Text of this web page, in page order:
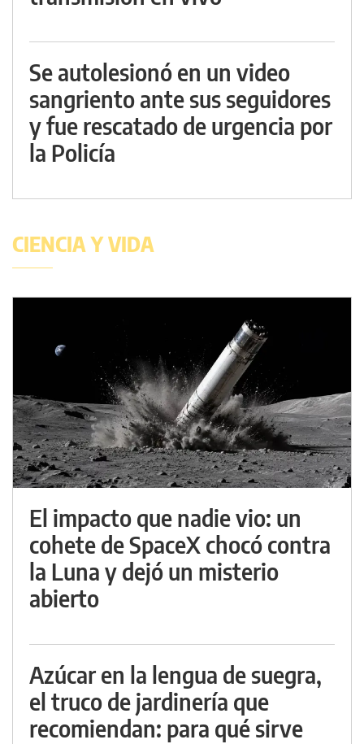
Se autolesionó en un video
sangriento ante sus seguidores
y fue rescatado de urgencia por
la Policía
CIENCIA Y VIDA
El impacto que nadie vio: un
cohete de SpaceX chocó contra
la Luna y dejó un misterio
abierto
Azúcar en la lengua de suegra,
el truco de jardinería que
recomiendan: para qué sirve